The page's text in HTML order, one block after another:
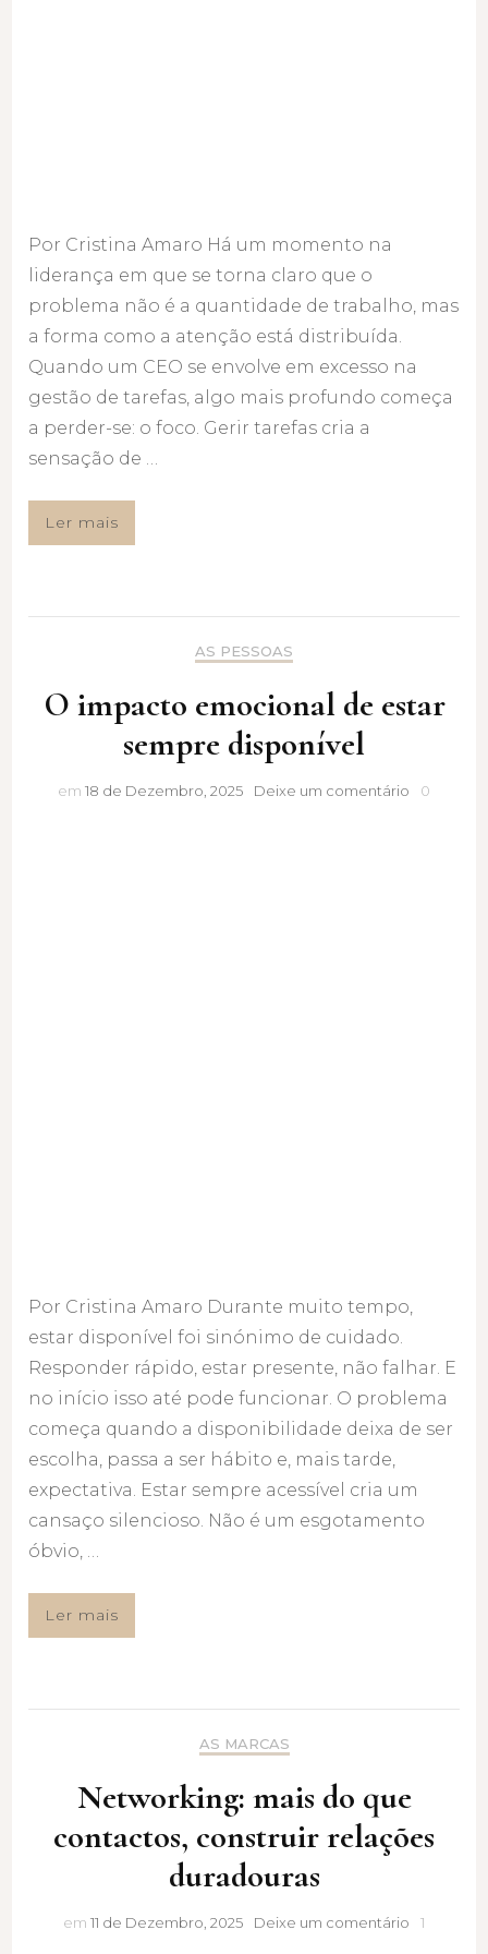
Por Cristina Amaro Há um momento na
liderança em que se torna claro que o
problema não é a quantidade de trabalho, mas
a forma como a atenção está distribuída.
Quando um CEO se envolve em excesso na
gestão de tarefas, algo mais profundo começa
a perder-se: o foco. Gerir tarefas cria a
sensação de …
Ler mais
AS PESSOAS
O impacto emocional de estar
sempre disponível
em 18 de Dezembro, 2025 Deixe um comentário 0
Por Cristina Amaro Durante muito tempo,
estar disponível foi sinónimo de cuidado.
Responder rápido, estar presente, não falhar. E
no início isso até pode funcionar. O problema
começa quando a disponibilidade deixa de ser
escolha, passa a ser hábito e, mais tarde,
expectativa. Estar sempre acessível cria um
cansaço silencioso. Não é um esgotamento
óbvio, …
Ler mais
AS MARCAS
Networking: mais do que
contactos, construir relações
duradouras
em 11 de Dezembro, 2025 Deixe um comentário 1